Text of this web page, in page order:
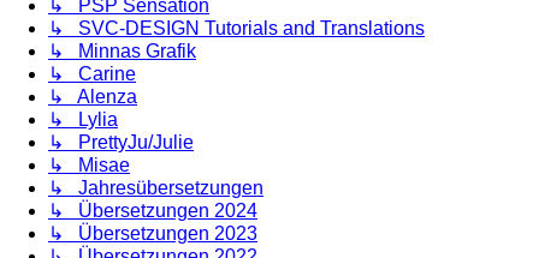
↳ PSP Sensation
↳ SVC-DESIGN Tutorials and Translations
↳ Minnas Grafik
↳ Carine
↳ Alenza
↳ Lylia
↳ PrettyJu/Julie
↳ Misae
↳ Jahresübersetzungen
↳ Übersetzungen 2024
↳ Übersetzungen 2023